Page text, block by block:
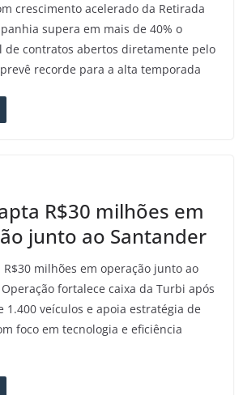
crescimento acelerado da Retirada
supera em mais de 40% o
de contratos abertos diretamente pelo
recorde para a alta temporada
R$30 milhões em
junto ao Santander
milhões em operação junto ao
fortalece caixa da Turbi após
1.400 veículos e apoia estratégia de
foco em tecnologia e eficiência